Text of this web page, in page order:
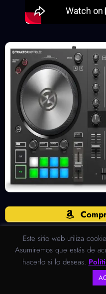
Este sitio web utiliza
Asumiremos que estás de
hacerlo si lo deseas.